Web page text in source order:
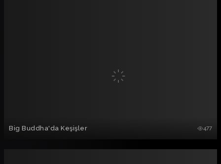
Big Buddha'da Keşişler 477